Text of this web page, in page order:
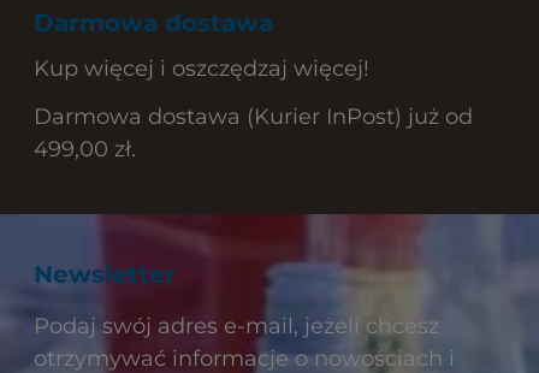
Darmowa dostawa
Kup więcej i oszczędzaj więcej!
Darmowa dostawa (Kurier InPost) już od
499,00 zł.
Newsletter
Podaj swój adres e-mail, jeżeli chcesz
otrzymywać informacje o nowościach i